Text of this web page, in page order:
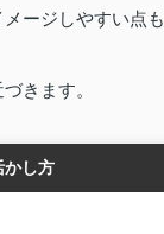
ージしやすい点も
きます。
かし方